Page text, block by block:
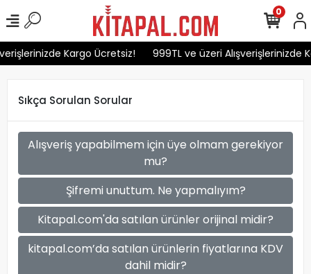
Kargo Ücretsiz! 999TL ve üzeri Alışverişlerinizde
0
Sıkça Sorulan Sorular
Alışveriş yapabilmem için üye olmam gerekiyor
mu?
Şifremi unuttum. Ne yapmalıyım?
Kitapal.com'da satılan ürünler orijinal midir?
kitapal.com’da satılan ürünlerin fiyatlarına KDV
dahil midir?